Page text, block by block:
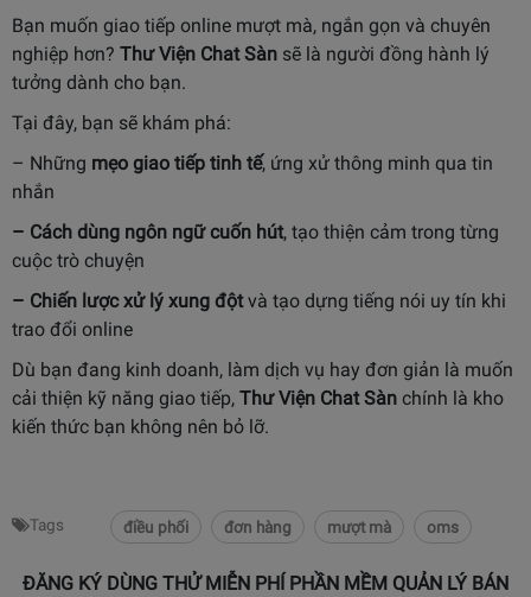
Bạn muốn giao tiếp online mượt mà, ngắn gọn và chuyên
nghiệp hơn? Thư Viện Chat Sàn sẽ là người đồng hành lý
tưởng dành cho bạn.
Tại đây, bạn sẽ khám phá:
– Những mẹo giao tiếp tinh tế, ứng xử thông minh qua tin
nhắn
– Cách dùng ngôn ngữ cuốn hút, tạo thiện cảm trong từng
cuộc trò chuyện
– Chiến lược xử lý xung độtvà tạo dựng tiếng nói uy tín khi
trao đổi online
Dù bạn đang kinh doanh, làm dịch vụ hay đơn giản là muốn
cải thiện kỹ năng giao tiếp, Thư Viện Chat Sàn chính là kho
kiến thức bạn không nên bỏ lỡ.
Tags điều phối đơn hàng mượt mà oms
ĐĂNG KÝ DÙNG THỬ MIỄN PHÍ PHẦN MỀM QUẢN LÝ BÁN